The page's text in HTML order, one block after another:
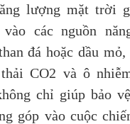
lượng mặt trời
các nguồn
đá hoặc dầu
CO2 và ô
chỉ giúp bảo
góp vào cuộc